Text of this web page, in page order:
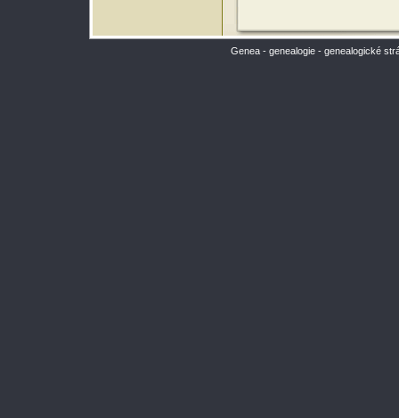
Genea - genealogie - genealogické